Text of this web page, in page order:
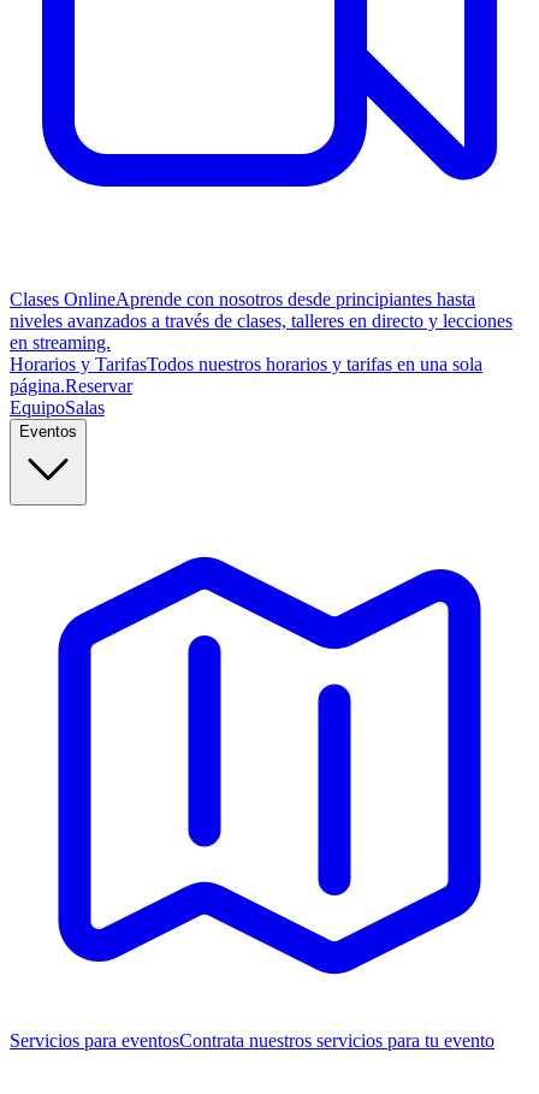
Clases OnlineAprende con nosotros desde principiantes hasta
niveles avanzados a través de clases, talleres en directo y lecciones
en streaming.
Horarios y TarifasTodos nuestros horarios y tarifas en una sola
página.Reservar
EquipoSalas
Eventos
Servicios para eventosContrata nuestros servicios para tu evento